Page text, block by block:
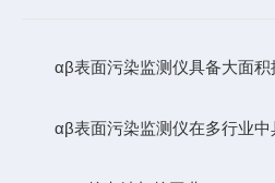
αβ表面污染监测仪具备大面积探
αβ表面污染监测仪在多行业中